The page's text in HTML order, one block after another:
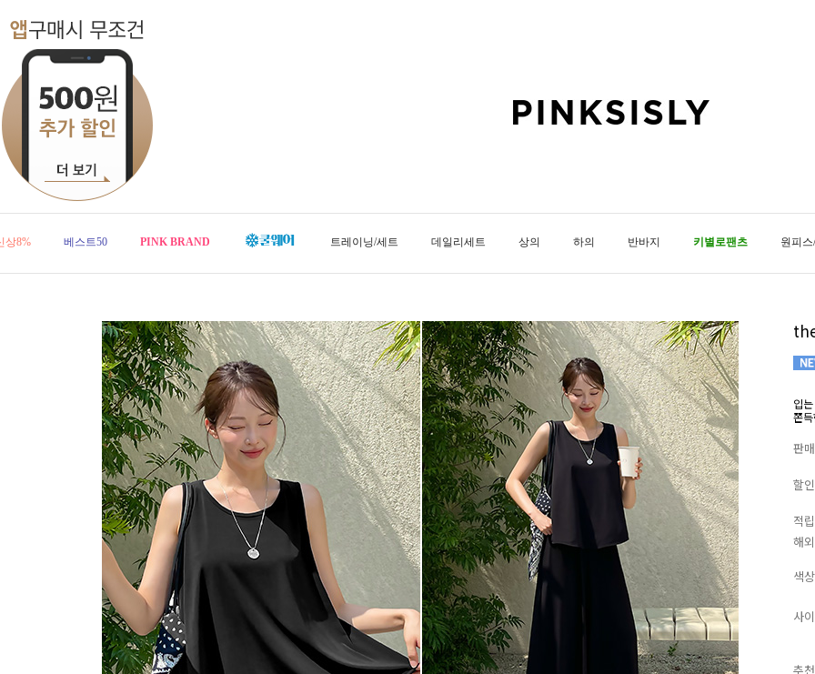
상8% 베스트50 PINK BRAND 트레이닝/세트 데일리세트 상의 하의 반바지 키별로팬츠 원피
입
쫀
판
할
적
해
색상
사
추